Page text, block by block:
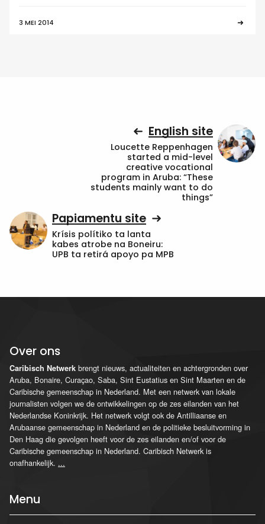
3 MEI 2014
English site
Loucette Reppenhagen
started a mid-level
creative vocational
program in Aruba: “These
students mainly want to do
things”
Papiamentu site
Krísis polítiko ta lanta
kabes atrobe na Boneiru:
UPB ta retirá apoyo pa MPB
Over ons
Caribisch Netwerk brengt nieuws, actualiteiten en achtergronden over
Aruba, Bonaire, Curaçao, Saba, Sint Eustatius en Sint Maarten en de
Caribische gemeenschap in Nederland. Met een netwerk van lokale
journalisten volgen we de ontwikkelingen op de zes eilanden van het
Nederlandse Koninkrijk. Het netwerk volgt ook de Antilliaanse en
Arubaanse gemeenschap in Nederland en de politieke besluitvorming in
Den Haag die gevolgen heeft voor de zes eilanden en/of voor de
Caribische gemeenschap in Nederland. Caribisch Netwerk is
onafhankelijk. ...
Menu